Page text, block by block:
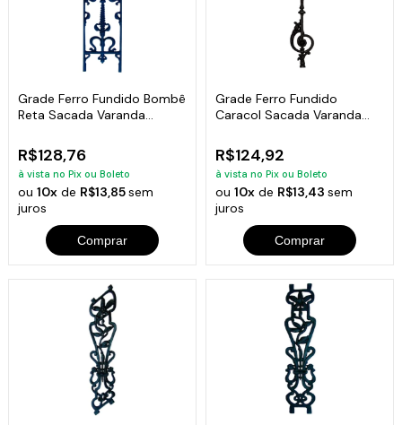
Grade Ferro Fundido Bombê
Reta Sacada Varanda
R$128,76
à vista no Pix ou Boleto
ou10x de R$13,85sem
juros
Comprar
Grade Ferro Fundido
Caracol Sacada Varanda
R$124,92
à vista no Pix ou Boleto
ou 10xde R$13,43 sem
juros
Comprar